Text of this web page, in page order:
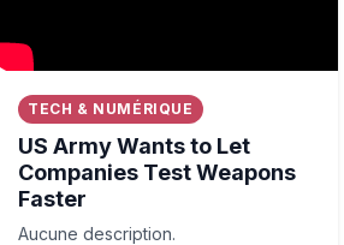
TECH & NUMÉRIQUE
US Army Wants to Let
Companies Test Weapons
Faster
Aucune description.